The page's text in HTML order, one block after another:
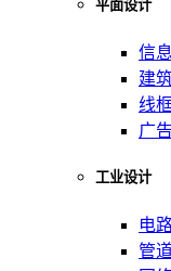
平面设计
信
建
线
广
工业设计
电
管